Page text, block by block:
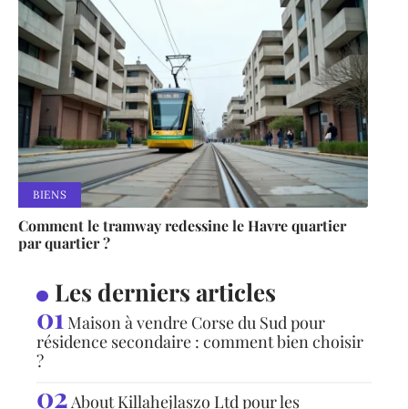
BIENS
Comment le tramway redessine le Havre quartier
par quartier ?
Les derniers articles
Maison à vendre Corse du Sud pour
résidence secondaire : comment bien choisir
?
About Killahejlaszo Ltd pour les